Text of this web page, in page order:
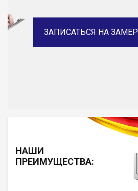
ЗАПИСАТЬСЯ НА ЗАМЕР
НАШИ
ПРЕИМУЩЕСТВА: